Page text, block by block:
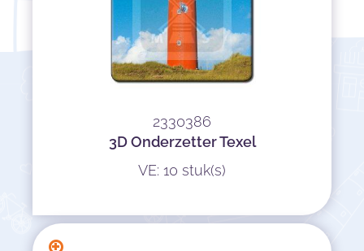
2330386
3D Onderzetter Texel
VE: 10 stuk(s)